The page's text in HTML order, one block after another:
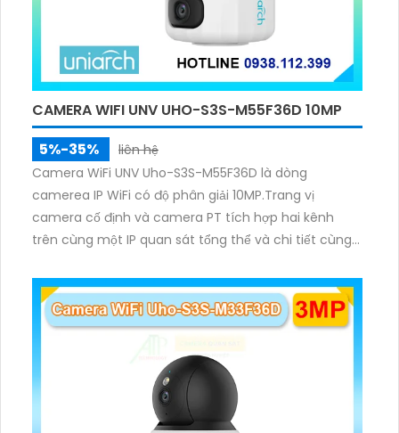
CAMERA WIFI UNV UHO-S3S-M55F36D 10MP
5%-35%
liên hệ
Camera WiFi UNV Uho-S3S-M55F36D là dòng
camerea IP WiFi có độ phân giải 10MP.Trang vị
camera cố định và camera PT tích hợp hai kênh
trên cùng một IP quan sát tổng thể và chi tiết cùng
ánh sáng. Kết hợp hồng ngoại và đèn ấm cho hình
ảnh có màu trong nhiều điều kiện khác nhau trong
phạm vi 3m.